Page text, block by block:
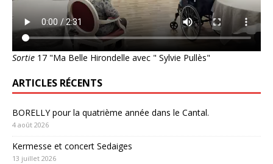
Sortie 17 "Ma Belle Hirondelle avec " Sylvie Pullès"
ARTICLES RÉCENTS
BORELLY pour la quatrième année dans le Cantal.
4 août 2026
Kermesse et concert Sedaiges
13 juillet 2026